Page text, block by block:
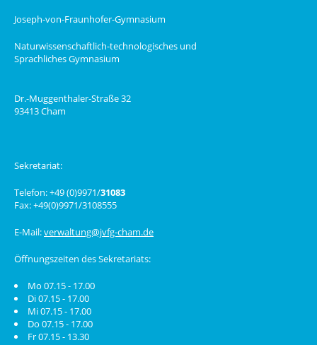
Joseph-von-Fraunhofer-Gymnasium
Naturwissenschaftlich-technologisches und
Sprachliches Gymnasium
Dr.-Muggenthaler-Straße 32
93413 Cham
Sekretariat:
Telefon: +49 (0)9971/31083
Fax: +49(0)9971/3108555
E-Mail:verwaltung@jvfg-cham.de
Öffnungszeiten des Sekretariats:
Mo 07.15 - 17.00
Di 07.15 - 17.00
Mi 07.15 - 17.00
Do 07.15 - 17.00
Fr 07.15 - 13.30